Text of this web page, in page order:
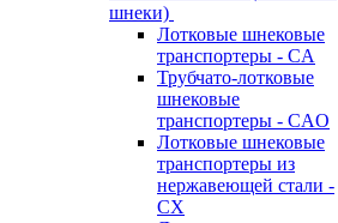
шнеки)
Лотковые шнековые
транспортеры - CA
Трубчато-лотковые
шнековые
транспортеры - CAO
Лотковые шнековые
транспортеры из
нержавеющей стали -
CX